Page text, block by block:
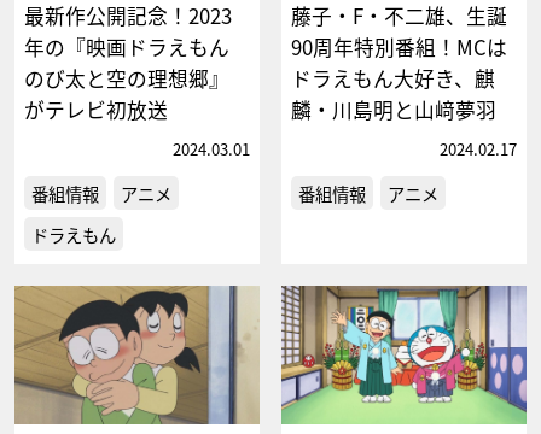
最新作公開記念！2023
年の『映画ドラえもん
のび太と空の理想郷』
がテレビ初放送
2024.03.01
番組情報
アニメ
ドラえもん
藤子・F・不二雄、生誕
90周年特別番組！MCは
ドラえもん大好き、麒
麟・川島明と山﨑夢羽
2024.02.17
番組情報 アニメ